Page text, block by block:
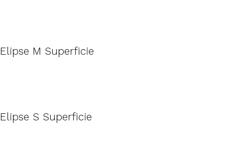
Elipse M Superficie
Elipse S Superficie